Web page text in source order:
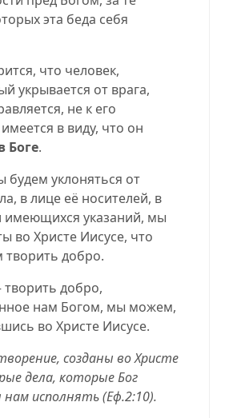
эта беда себя
что человек,
укрывается от врага,
не к его
в виду, что он
Боге.
будем уклоняться от
в лице её носителей, в
имеющихся указаний, мы
во Христе Иисусе, что
творить добро.
творить добро,
нам Богом, мы можем,
во Христе Иисусе.
созданы во Христе
дела, которые Бог
нам исполнять (Еф.2:10).